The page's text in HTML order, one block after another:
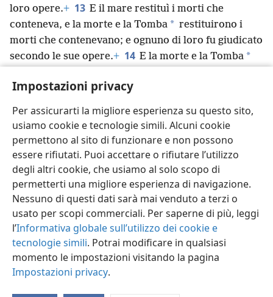
Impostazioni privacy
Per assicurarti la migliore esperienza su questo sito,
usiamo cookie e tecnologie simili. Alcuni cookie
permettono al sito di funzionare e non possono
essere rifiutati. Puoi accettare o rifiutare l’utilizzo
degli altri cookie, che usiamo al solo scopo di
permetterti una migliore esperienza di navigazione.
Nessuno di questi dati sarà mai venduto a terzi o
usato per scopi commerciali. Per saperne di più, leggi
l’Informativa globale sull’utilizzo dei cookie e
tecnologie simili. Potrai modificare in qualsiasi
momento le impostazioni visitando la pagina
Impostazioni privacy.
loro opere.+ 13 E il mare restituì i morti che
conteneva, e la morte e la Tomba * restituirono i
morti che contenevano; e ognuno di loro fu giudicato
secondo le sue opere.+ 14 E la morte e la Tomba *
fuoco+rappresenta la seconda morte.
risultò scritto nel libro della vita
fu gettato nel lago
di fuoco.
Italiano Condividi Impostazioni
Copyright© 2026 Watch Tower Bible and Tract Society of Pennsylvania
Condizioni d’uso Informativa sulla privacy
Impostazioni privacy
JW.ORG
Accedi